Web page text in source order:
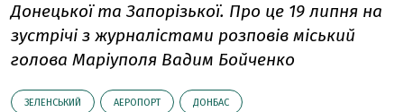
Донецької та Запорізької. Про це 19 липня на
зустрічі з журналістами розповів міський
голова Маріуполя Вадим Бойченко
ЗЕЛЕНСЬКИЙ АЕРОПОРТ ДОНБАС